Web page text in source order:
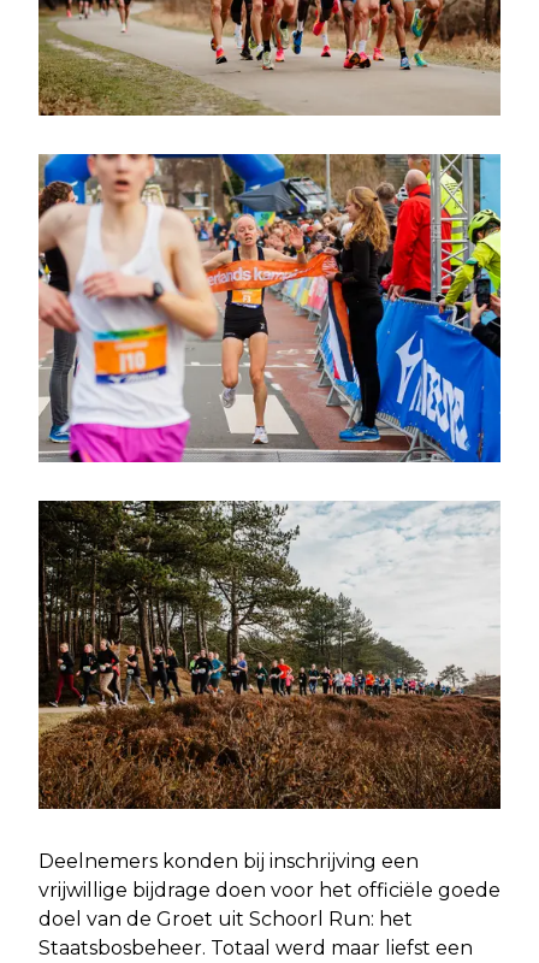
Deelnemers konden bij inschrijving een
vrijwillige bijdrage doen voor het officiële goede
doel van de Groet uit Schoorl Run: het
Staatsbosbeheer. Totaal werd maar liefst een